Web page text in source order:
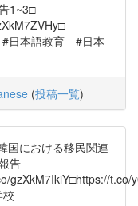
1~3□
日本語教育 #日本
(投稿一覧)
国における移民関連
告
gzXkM7IkiY□https://t.co/